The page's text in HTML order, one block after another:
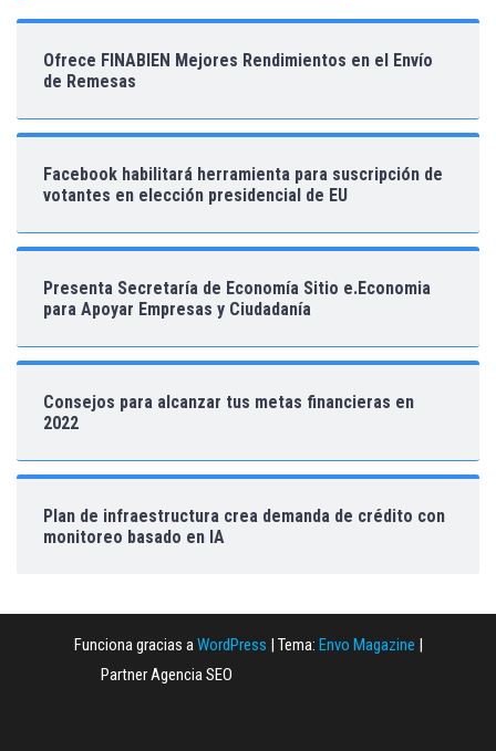
Ofrece FINABIEN Mejores Rendimientos en el Envío
de Remesas
Facebook habilitará herramienta para suscripción de
votantes en elección presidencial de EU
Presenta Secretaría de Economía Sitio e.Economia
para Apoyar Empresas y Ciudadanía
Consejos para alcanzar tus metas financieras en
2022
Plan de infraestructura crea demanda de crédito con
monitoreo basado en IA
Funciona gracias aWordPress | Tema: Envo Magazine |
Partner Agencia SEO